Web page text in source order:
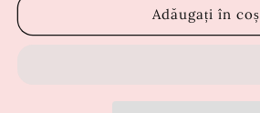
Molly
Rochie
Molly
Adăugați în coș